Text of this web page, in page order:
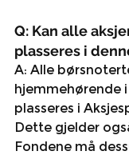
Q: Kan alle
plasseres i
A: Alle
hjemmehørende
plasseres i
Dette gjelder
Fondene må